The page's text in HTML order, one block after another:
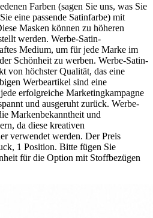
Farben (sagen Sie uns, was Sie
eine passende Satinfarbe) mit
Masken können zu höheren
werden. Werbe-Satin-
Medium, um für jede Marke im
Schönheit zu werben. Werbe-Satin-
von höchster Qualität, das eine
Werbeartikel sind eine
erfolgreiche Marketingkampagne
und ausgeruht zurück. Werbe-
Markenbekanntheit und
da diese kreativen
verwendet werden. Der Preis
1 Position. Bitte fügen Sie
für die Option mit Stoffbezügen